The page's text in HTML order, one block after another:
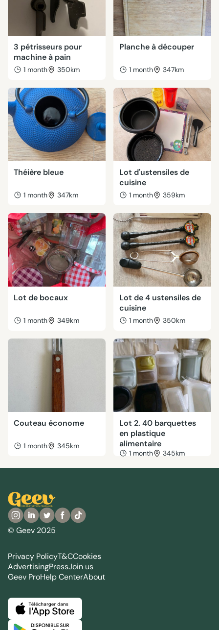
3 pétrisseurs pour
machine à pain
1 month 350km
Planche à découper
1 month 347km
Théière bleue
1 month 347km
Lot d'ustensiles de
cuisine
1 month 359km
Lot de bocaux
1 month 349km
Lot de 4 ustensiles de
cuisine
1 month 350km
Couteau économe
1 month 345km
Lot 2. 40 barquettes
en plastique
alimentaire
1 month 345km
© Geev 2025
Privacy PolicyT&CCookies
AdvertisingPressJoin us
Geev ProHelp CenterAbout